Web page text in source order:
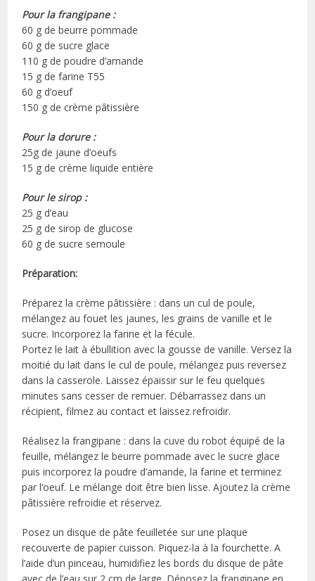
Pour la frangipane :
60 g de beurre pommade
60 g de sucre glace
110 g de poudre d’amande
15 g de farine T55
60 g d’oeuf
150 g de crème pâtissière
Pour la dorure :
25g de jaune d’oeufs
15 g de crème liquide entière
Pour le sirop :
25 g d’eau
25 g de sirop de glucose
60 g de sucre semoule
Préparation:
Préparez la crème pâtissière : dans un cul de poule,
mélangez au fouet les jaunes, les grains de vanille et le
sucre. Incorporez la farine et la fécule.
Portez le lait à ébullition avec la gousse de vanille. Versez la
moitié du lait dans le cul de poule, mélangez puis reversez
dans la casserole. Laissez épaissir sur le feu quelques
minutes sans cesser de remuer. Débarrassez dans un
récipient, filmez au contact et laissez refroidir.
Réalisez la frangipane : dans la cuve du robot équipé de la
feuille, mélangez le beurre pommade avec le sucre glace
puis incorporez la poudre d’amande, la farine et terminez
par l’oeuf. Le mélange doit être bien lisse. Ajoutez la crème
pâtissière refroidie et réservez.
Posez un disque de pâte feuilletée sur une plaque
recouverte de papier cuisson. Piquez-la à la fourchette. A
l’aide d’un pinceau, humidifiez les bords du disque de pâte